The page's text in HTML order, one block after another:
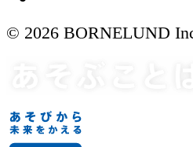
© 2026 BORNELUND